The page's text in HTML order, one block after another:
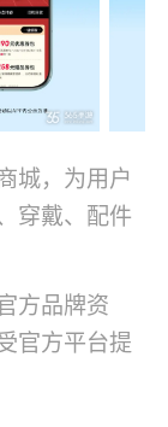
城，为用户
穿戴、配件
方品牌资
官方平台提